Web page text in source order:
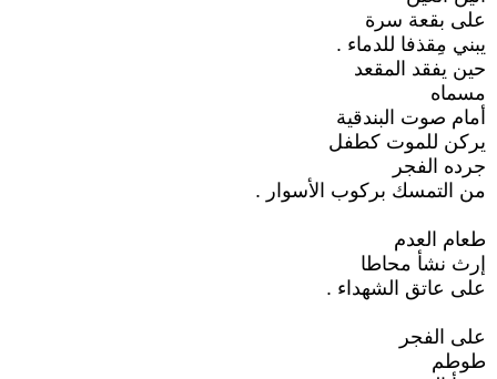
على بقعة سرة
يبني مِقذفا للدماء .
حين يفقد المقعد
مسماه
أمام صوت البندقية
يركن للموت كطفل
جرده الفجر
من التمسك بركوب الأسوار .
طعام العدم
إرث نشأ محاطا
على عاتق الشهداء .
على الفجر
طوطم